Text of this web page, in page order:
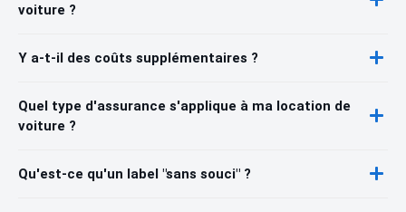
voiture ?
Y a-t-il des coûts supplémentaires ?
Quel type d'assurance s'applique à ma location de
voiture ?
Qu'est-ce qu'un label "sans souci" ?